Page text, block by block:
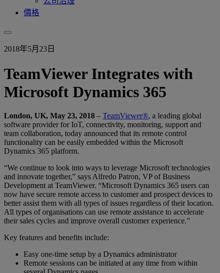
價格
2018年5月23日
TeamViewer Integrates with
Microsoft Dynamics 365
London, UK, May 23, 2018 – TeamViewer®, a leading global
software provider for IoT, connectivity, monitoring, support and
team collaboration, today announced that its remote control
functionality can be easily embedded within the Microsoft
Dynamics 365 platform.
“We continue to look into ways to leverage Microsoft technologies
and innovate together,” says Alfredo Patron, VP of Business
Development at TeamViewer. “Microsoft Dynamics 365 users can
now have secure remote access to customer and prospect devices to
better assist them with all types of issues regardless of their location.
All types of organisations can use remote assistance to accelerate
their sales cycles and improve overall customer experience.”
Key features and benefits include:
Easy one-time setup by a Dynamics administrator
Remote sessions can be initiated at any time from within